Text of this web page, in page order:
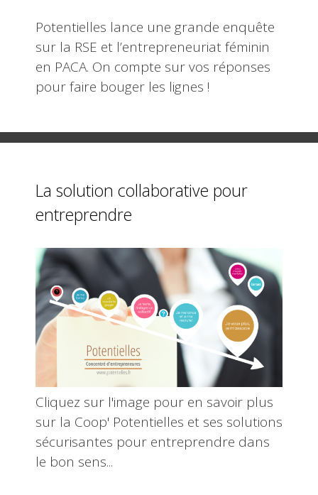
Potentielles lance une grande enquête
sur la RSE et l’entrepreneuriat féminin
en PACA. On compte sur vos réponses
pour faire bouger les lignes !
La solution collaborative pour
entreprendre
Cliquez sur l'image pour en savoir plus
sur la Coop' Potentielles et ses solutions
sécurisantes pour entreprendre dans
le bon sens...